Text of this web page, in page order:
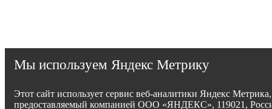
Мы используем Яндекс Метрику
Этот сайт использует сервис веб-аналитики Яндекс Метрика,
предоставляемый компанией ООО «ЯНДЕКС», 119021,